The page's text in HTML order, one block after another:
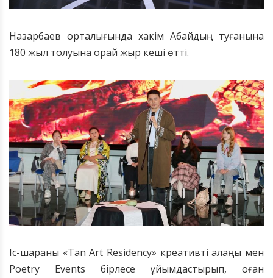
Назарбаев орталығында хакім Абайдың туғанына
180 жыл толуына орай жыр кеші өтті.
Іс-шараны «Tan Art Residency» креативті алаңы мен
Poetry Events бірлесе ұйымдастырып, оған